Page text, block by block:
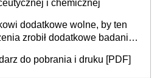
i chemicznej
dodatkowe wolne, by ten
zrobił dodatkowe badania.
do pobrania i druku [PDF]